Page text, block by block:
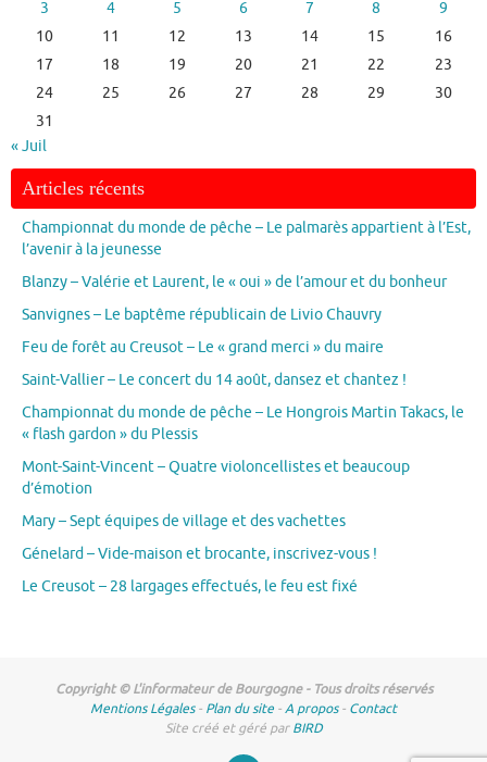
3
4 5 6 7 8
9
10
11 12 13 14 15
16
17
18 19 20 21 22
23
24
25 26 27 28 29
30
31
« Juil
Articles récents
Championnat du monde de pêche – Le palmarès appartient à l’Est,
l’avenir à la jeunesse
Blanzy – Valérie et Laurent, le « oui » de l’amour et du bonheur
Sanvignes – Le baptême républicain de Livio Chauvry
Feu de forêt au Creusot – Le « grand merci » du maire
Saint-Vallier – Le concert du 14 août, dansez et chantez !
Championnat du monde de pêche – Le Hongrois Martin Takacs, le
« flash gardon » du Plessis
Mont-Saint-Vincent – Quatre violoncellistes et beaucoup
d’émotion
Mary – Sept équipes de village et des vachettes
Génelard – Vide-maison et brocante, inscrivez-vous !
Le Creusot – 28 largages effectués, le feu est fixé
Copyright © L'informateur de Bourgogne - Tous droits réservés
Mentions Légales- Plan du site -A propos- Contact
Site créé et géré parBIRD